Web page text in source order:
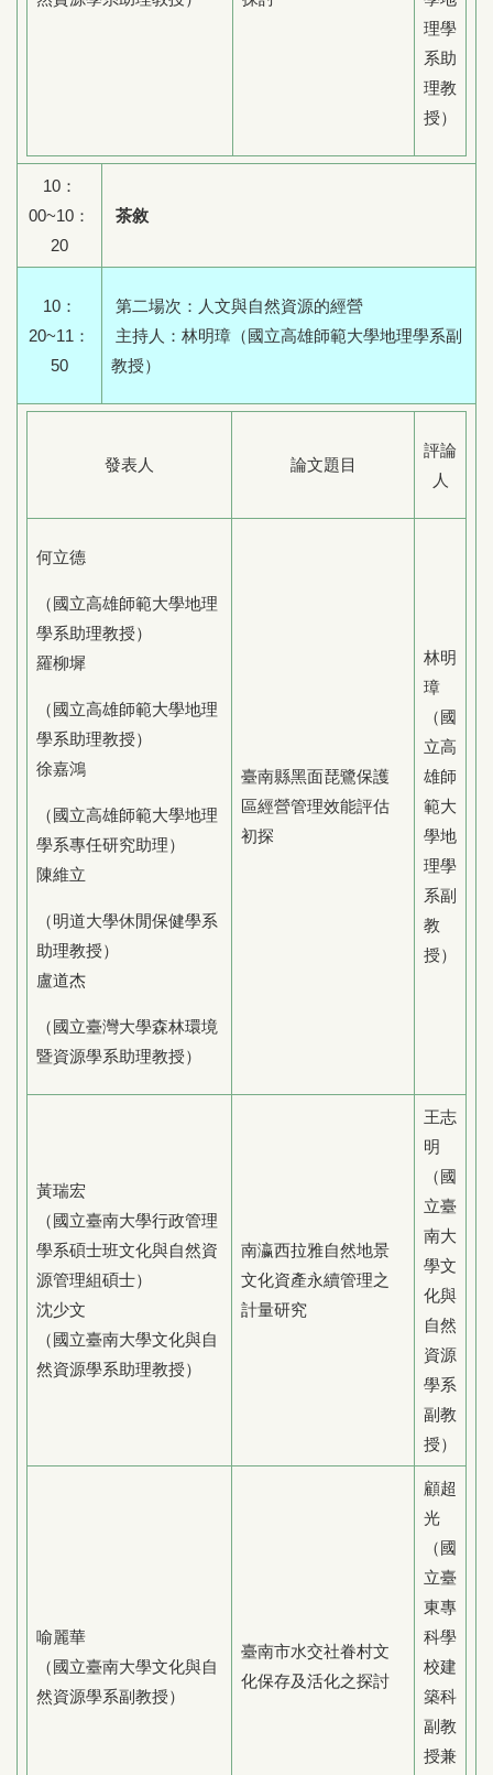
理學
系助
理教
授）
10：
00~10：
20
茶敘
10：
20~11：
50
第二場次：人文與自然資源的經營
主持人：林明璋（國立高雄師範大學地理學系副
教授）
發表人 論文題目
評論
人
何立德
（國立高雄師範大學地理
學系助理教授）
羅柳墀
（國立高雄師範大學地理
學系助理教授）
徐嘉鴻
（國立高雄師範大學地理
學系專任研究助理）
陳維立
（明道大學休閒保健學系
助理教授）
盧道杰
（國立臺灣大學森林環境
暨資源學系助理教授）
臺南縣黑面琵鷺保護
區經營管理效能評估
初探
林明
璋
（國
立高
雄師
範大
學地
理學
系副
教
授）
黃瑞宏
（國立臺南大學行政管理
學系碩士班文化與自然資
源管理組碩士）
沈少文
（國立臺南大學文化與自
然資源學系助理教授）
南瀛西拉雅自然地景
文化資產永續管理之
計量研究
王志
明
（國
立臺
南大
學文
化與
自然
資源
學系
副教
授）
喻麗華
（國立臺南大學文化與自
然資源學系副教授）
臺南市水交社眷村文
化保存及活化之探討
顧超
光
（國
立臺
東專
科學
校建
築科
副教
授兼